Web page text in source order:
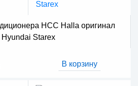
HCC Halla оригинал
Hyundai Starex
В корзину